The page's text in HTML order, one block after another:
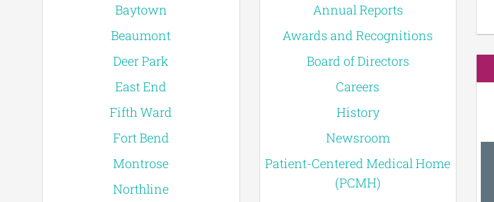
Baytown
Beaumont
Deer Park
East End
Fifth Ward
Fort Bend
Montrose
Northline
Annual Reports
Awards and Recognitions
Board of Directors
Careers
History
Newsroom
Patient-Centered Medical Home
(PCMH)